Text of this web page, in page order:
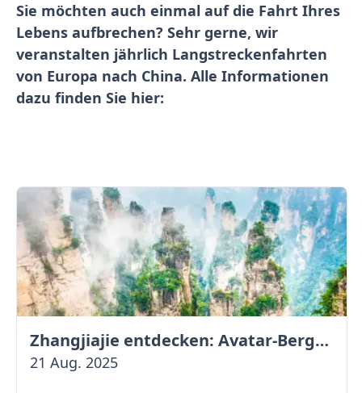
Sie möchten auch einmal auf die Fahrt Ihres
Lebens aufbrechen? Sehr gerne, wir
veranstalten jährlich Langstreckenfahrten
von Europa nach China. Alle Informationen
dazu finden Sie hier:
Zhangjiajie entdecken: Avatar-Berge & Altstadt von Fenghuang
21 Aug. 2025